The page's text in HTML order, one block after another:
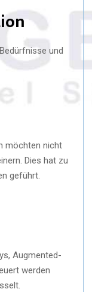
und
möchten nicht
Dies hat zu
geführt.
Augmented-
werden